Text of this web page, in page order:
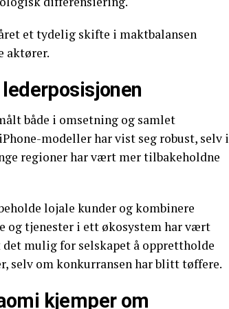
et tydelig skifte i maktbalansen
aktører.
både i omsetning og samlet
modeller har vist seg robust, selv i
regioner har vært mer tilbakeholdne
lojale kunder og kombinere
og tjenester i ett økosystem har vært
mulig for selskapet å opprettholde
selv om konkurransen har blitt tøffere.
kjemper om